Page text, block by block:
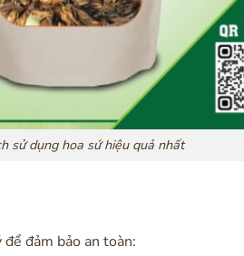
sử dụng hoa sứ hiệu quả nhất
đảm bảo an toàn: